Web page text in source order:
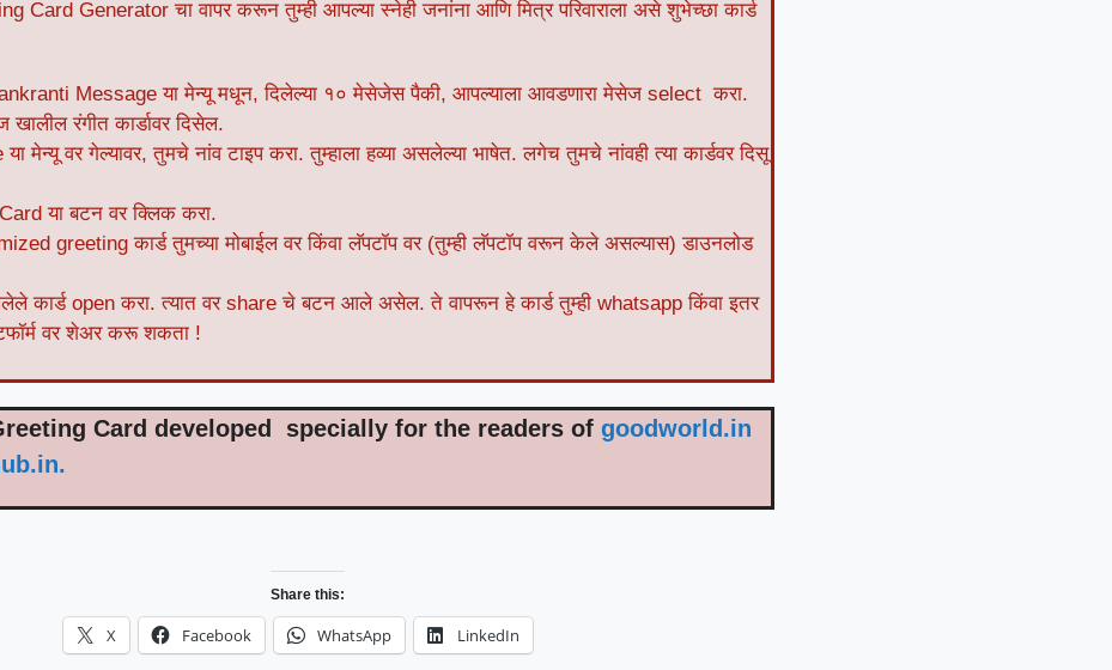
Card Generator चा वापर करून तुम्ही आपल्या स्नेही जनांना आणि मित्र परिवाराला असे शुभेच्छा कार्ड
Message या मेन्यू मधून, दिलेल्या १० मेसेजेस पैकी, आपल्याला आवडणारा मेसेज select करा.
रंगीत कार्डावर दिसेल.
मेन्यू वर गेल्यावर, तुमचे नांव टाइप करा. तुम्हाला हव्या असलेल्या भाषेत. लगेच तुमचे नांवही त्या कार्डवर दिसू
या बटन वर क्लिक करा.
greeting कार्ड तुमच्या मोबाईल वर किंवा लॅपटॉप वर (तुम्ही लॅपटॉप वरून केले असल्यास) डाउनलोड
कार्ड open करा. त्यात वर share चे बटन आले असेल. ते वापरून हे कार्ड तुम्ही whatsapp किंवा इतर
वर शेअर करू शकता !
Card developed specially for the readers of goodworld.in
Share this:
X Facebook WhatsApp LinkedIn